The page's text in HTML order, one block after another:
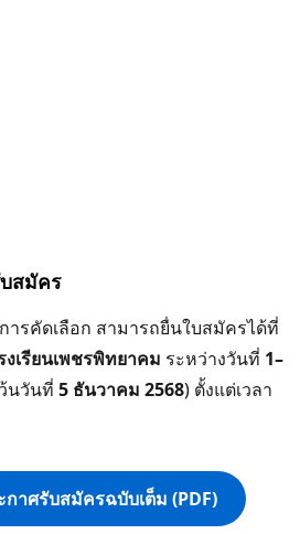
สมัคร
ารคัดเลือก สามารถยื่นใบสมัครได้ที่
เรียนเพชรพิทยาคม ระหว่างวันที่ 1–
ว้นวันที่5 ธันวาคม 2568) ตั้งแต่เวลา
าศรับสมัครฉบับเต็ม (PDF)